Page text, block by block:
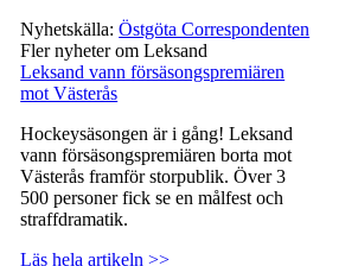
Nyhetskälla:Östgöta Correspondenten
Fler nyheter om Leksand
Leksand vann försäsongspremiären
mot Västerås
Hockeysäsongen är i gång! Leksand
vann försäsongspremiären borta mot
Västerås framför storpublik. Över 3
500 personer fick se en målfest och
straffdramatik.
Läs hela artikeln >>